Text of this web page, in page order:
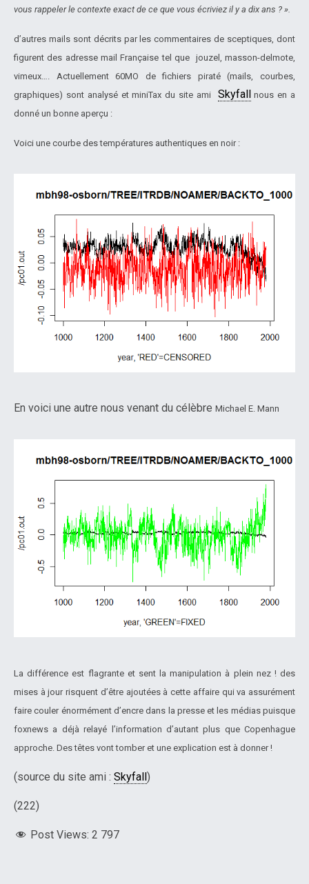
vous rappeler le contexte exact de ce que vous écriviez il y a dix ans ? ».
d’autres mails sont décrits par les commentaires de sceptiques, dont
figurent des adresse mail Française tel que jouzel, masson-delmote,
vimeux…. Actuellement 60MO de fichiers piraté (mails, courbes,
graphiques) sont analysé et miniTax du site ami Skyfall nous en a
donné un bonne aperçu :
Voici une courbe des températures authentiques en noir :
En voici une autre nous venant du célèbre Michael E. Mann
La différence est flagrante et sent la manipulation à plein nez ! des
mises à jour risquent d’être ajoutées à cette affaire qui va assurément
faire couler énormément d’encre dans la presse et les médias puisque
foxnews a déjà relayé l’information d’autant plus que Copenhague
approche. Des têtes vont tomber et une explication est à donner !
(source du site ami : Skyfall )
(222)
Post Views: 2 797